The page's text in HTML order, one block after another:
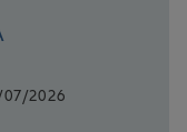
07/2026